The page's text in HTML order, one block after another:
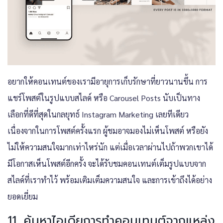
อยากให้คอนเทนต์ของเรามีอายุการเก็บรักษาที่ยาวนานขึ้น การ
แชร์โพสต์ในรูปแบบสไลด์ หรือ Carousel Posts นับเป็นทาง
เลือกที่ดีที่สุดในกลยุทธ์ Instagram Marketing เลยทีเดียว
เนื่องจากในการโพสต์ครั้งแรก ผู้ชมอาจมองไม่เห็นโพสต์ หรือยัง
ไม่ให้ความสนใจมากเท่าไหร่นัก แต่เมื่อเวลาผ่านไปถ้าพวกเขาได้
มีโอกาสเห็นโพสต์อีกครั้ง จะได้รับชมคอนเทนต์เต็มรูปแบบจาก
สไลด์ที่เราทำไว้ พร้อมเติมเต็มความสนใจ และการเข้าถึงได้อย่าง
ยอดเยี่ยม